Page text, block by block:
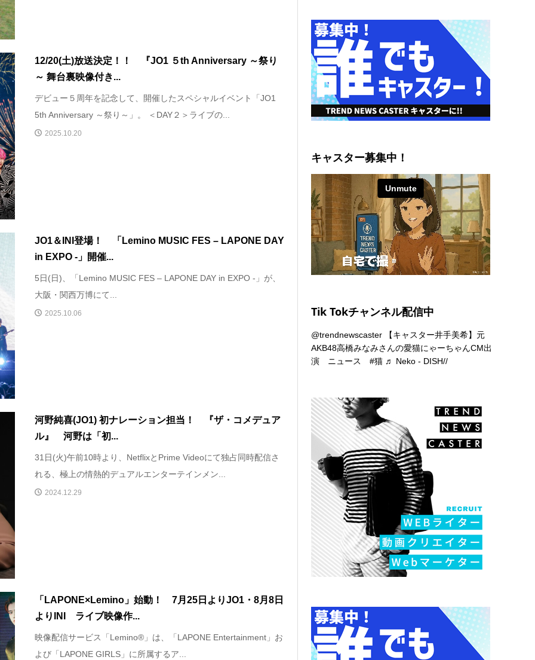
12/20(土)放送決定！！ 『JO1 ５th Anniversary ～祭り
～ 舞台裏映像付き...
デビュー５周年を記念して、開催したスペシャルイベント「JO1
5th Anniversary ～祭り～」。 ＜DAY２＞ライブの...
2025.10.20
JO1＆INI登場！ 「Lemino MUSIC FES – LAPONE DAY
in EXPO -」開催...
5日(日)、「Lemino MUSIC FES – LAPONE DAY in EXPO -」が、
大阪・関西万博にて...
2025.10.06
河野純喜(JO1) 初ナレーション担当！ 『ザ・コメデュア
ル』 河野は「初...
31日(火)午前10時より、NetflixとPrime Videoにて独占同時配信さ
れる、極上の情熱的デュアルエンターテインメン...
2024.12.29
「LAPONE×Lemino」始動！ 7月25日よりJO1・8月8日
よりINI ライブ映像作...
映像配信サービス「Lemino®」は、「LAPONE Entertainment」お
よび「LAPONE GIRLS」に所属するア...
キャスター募集中！
Tik Tokチャンネル配信中
@trendnewscaster 【キャスター井手美希】元
AKB48高橋みなみさんの愛猫にゃーちゃんCM出
演 ニュース#猫 ♬ Neko - DISH//